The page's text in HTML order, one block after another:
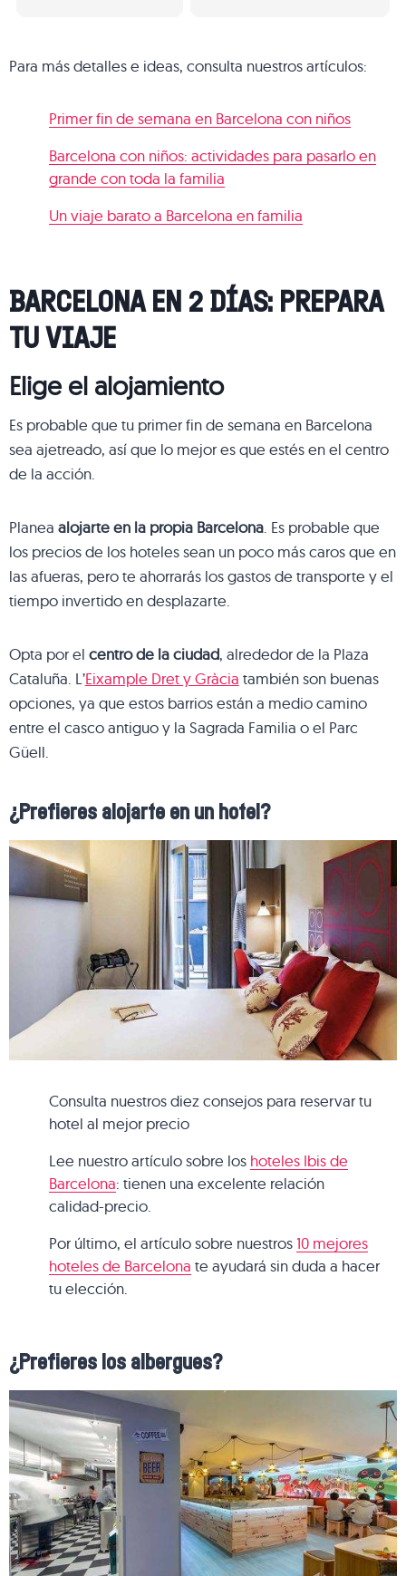
Para más detalles e ideas, consulta nuestros artículos:
Primer fin de semana en Barcelona con niños
Barcelona con niños: actividades para pasarlo en
grande con toda la familia
Un viaje barato a Barcelona en familia
BARCELONA EN 2 DÍAS: PREPARA
TU VIAJE
Elige el alojamiento
Es probable que tu primer fin de semana en Barcelona
sea ajetreado, así que lo mejor es que estés en el centro
de la acción.
Planea alojarte en la propia Barcelona. Es probable que
los precios de los hoteles sean un poco más caros que en
las afueras, pero te ahorrarás los gastos de transporte y el
tiempo invertido en desplazarte.
Opta por el centro de la ciudad, alrededor de la Plaza
Cataluña. L’Eixample Dret y Gràcia también son buenas
opciones, ya que estos barrios están a medio camino
entre el casco antiguo y la Sagrada Familia o el Parc
Güell.
¿Prefieres alojarte en un hotel?
Consulta nuestros diez consejos para reservar tu
hotel al mejor precio
Lee nuestro artículo sobre los hoteles Ibis de
Barcelona: tienen una excelente relación
calidad-precio.
Por último, el artículo sobre nuestros 10 mejores
hoteles de Barcelona te ayudará sin duda a hacer
tu elección.
¿Prefieres los albergues?